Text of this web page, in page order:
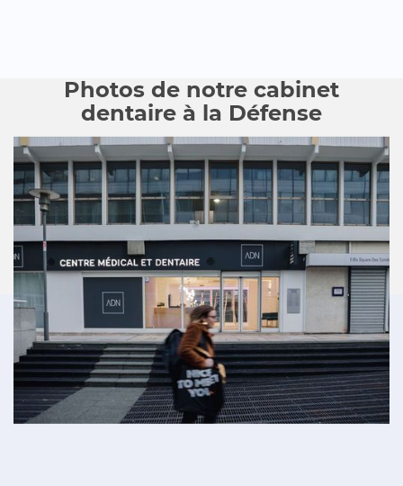
Photos de notre cabinet
dentaire à la Défense